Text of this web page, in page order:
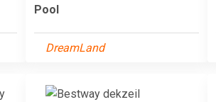
Pool
DreamLand